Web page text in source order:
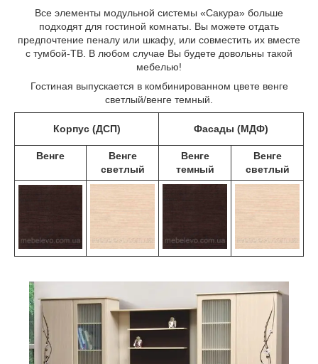
Все элементы модульной системы «Сакура» больше
подходят для гостиной комнаты. Вы можете отдать
предпочтение пеналу или шкафу, или совместить их вместе
с тумбой-ТВ. В любом случае Вы будете довольны такой
мебелью!
Гостиная выпускается в комбинированном цвете венге
светлый/венге темный.
Корпус (ДСП) Фасады (МДФ)
Венге
Венге
светлый
Венге
темный
Венге
светлый